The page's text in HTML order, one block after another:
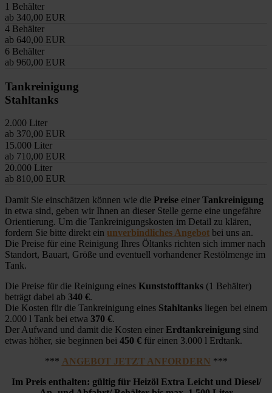
1 Behälter
ab 340,00 EUR
4 Behälter
ab 640,00 EUR
6 Behälter
ab 960,00 EUR
Tankreinigung
Stahltanks
2.000 Liter
ab 370,00 EUR
15.000 Liter
ab 710,00 EUR
20.000 Liter
ab 810,00 EUR
Damit Sie einschätzen können wie die Preise einer Tankreinigung
in etwa sind, geben wir Ihnen an dieser Stelle gerne eine ungefähre
Orientierung. Um die Tankreinigungskosten im Detail zu klären,
fordern Sie bitte direkt ein unverbindliches Angebot bei uns an.
Die Preise für eine Reinigung Ihres Öltanks richten sich immer nach
Standort, Bauart, Größe und eventuell vorhandener Restölmenge im
Tank.
Die Preise für die Reinigung eines Kunststofftanks (1 Behälter)
beträgt dabei ab 340 €.
Die Kosten für die Tankreinigung eines Stahltanks liegen bei einem
2.000 l Tank bei etwa 370 €.
Der Aufwand und damit die Kosten einer Erdtankreinigung sind
etwas höher, sie beginnen bei 450 € für einen 3.000 l Erdtank.
*** ANGEBOT JETZT ANFORDERN ***
Im Preis enthalten: gültig für Heizöl Extra Leicht und Diesel/